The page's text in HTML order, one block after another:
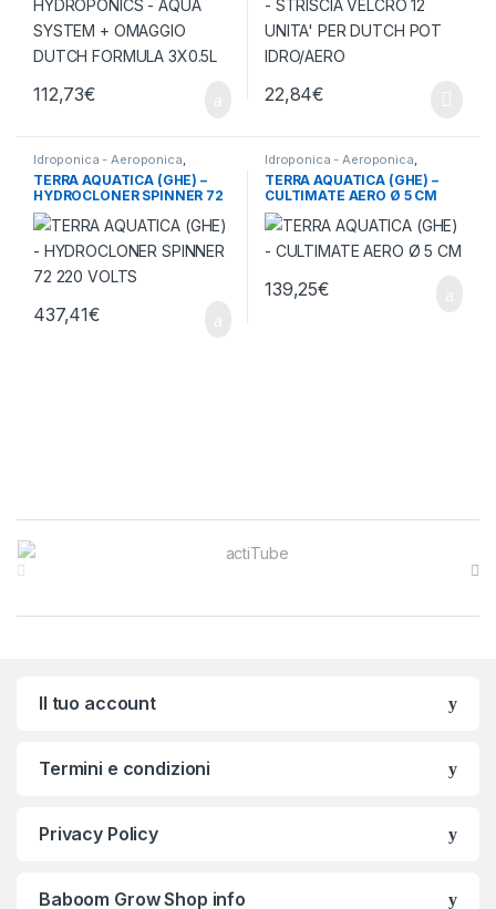
112,73€ 22,84€
Idroponica - Aeroponica
Sistemi Idroponici
TERRA AQUATICA (GHE) –
HYDROCLONER SPINNER 72
220 VOLTS
437,41€
Idroponica - Aeroponica
Sistemi Aeroponici
TERRA AQUATICA (GHE) –
CULTIMATE AERO Ø 5 CM
139,25€
Brands Carousel
Il tuo account
Termini e condizioni
Privacy Policy
Baboom Grow Shop info